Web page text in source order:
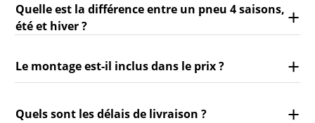
Quelle est la différence entre un pneu 4 saisons,
été et hiver ?
Le montage est-il inclus dans le prix ?
Quels sont les délais de livraison ?